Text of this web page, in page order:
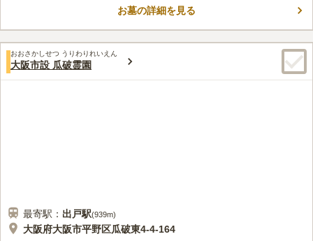
霊園に事務所があり、必要最低限の物が揃っています。ただ、お
墓詣りの多い時期のみに限られている物（お花）もあり、車で行かない時
は不便です。
お墓の詳細を見る
おおさかしせつ うりわりれいえん
大阪市設 瓜破霊園
最寄駅： 出戸駅(939m)
大阪府大阪市平野区瓜破東4-4-164